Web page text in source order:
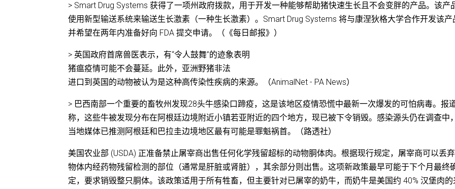
> Smart Drug Systems 获得了一项州政府拨款，用于开发一种能够帮助猪快速生长且不会变胖的产品。该产
使用新型输送系统来输送生长激素（一种生长激素）。Smart Drug Systems 将与康涅狄格大学合作开发该产
并希望在两年内准备好向 FDA 提交申请。（《每日邮报》）
> 英国政府首席兽医表示，有“令人鼓舞”的迹象表明
猪瘟疫情可能不会蔓延。此外，亚洲野猪非法
进口到英国的动物被认为是这种高传染性疾病的来源。（AnimalNet - PA News）
> 巴西南部一个重要的畜牧州发现28头牛感染口蹄疫，这是该地区疫情恐慌中最新一次爆发的可怕病毒。报
称，这些牛被发现分布在阿根廷边境附近小镇若亚附近的四个地方，现已被下令销毁。感染源头仍在调查中
当地媒体已推测阿根廷和巴拉圭边境地区最有可能是罪魁祸首。（路透社）
美国农业部 (USDA) 正准备禁止屠宰商出售任何化学残留超标的动物胴体肉。根据现行规定，屠宰商可以丢
物体内经药物残留检测的部位（通常是肝脏或肾脏），其余部分则出售。这项新政策最早可能于下个月最终
定，要求销毁整只胴体。该政策适用于所有牲畜，但主要针对已屠宰的奶牛，而奶牛是美国约 40% 汉堡肉的